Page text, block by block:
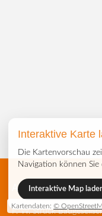
Interaktive Karte
Die Kartenvorschau
Navigation können
Interaktive Map
Kartendaten: ©
Adresse
F.-W. Struck